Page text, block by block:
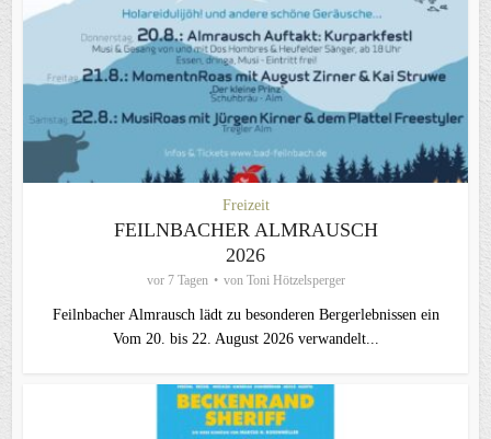
Freizeit
FEILNBACHER ALMRAUSCH
2026
vor 7 Tagen von Toni Hötzelsperger
Feilnbacher Almrausch lädt zu besonderen Bergerlebnissen ein
Vom 20. bis 22. August 2026 verwandelt...